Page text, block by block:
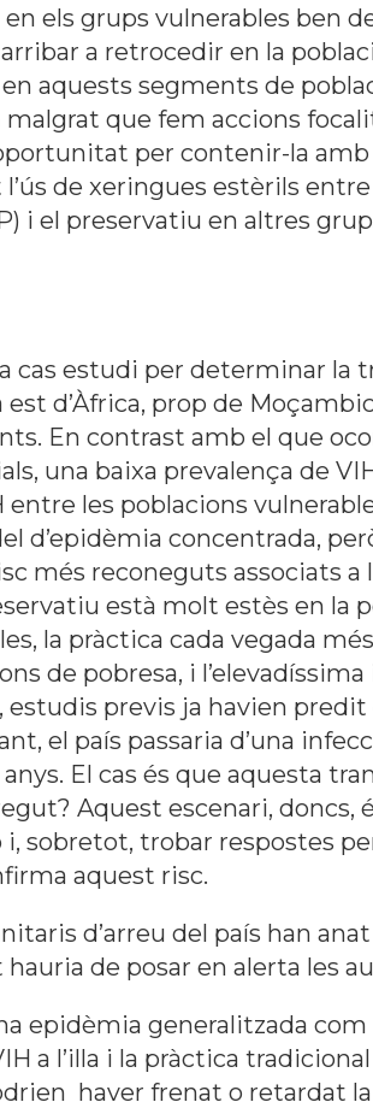
els grups vulnerables ben
a retrocedir en la
aquests segments de
que fem accions
per contenir-la
de xeringues estèrils
i el preservatiu en altres
cas estudi per determinar la
est d’Àfrica, prop de
En contrast amb el que
una baixa prevalença de
entre les poblacions
d’epidèmia concentrada,
més reconeguts associats a
està molt estès en la
la pràctica cada vegada
de pobresa, i
estudis previs ja havien
el país passaria d’una
El cas és que aquesta
Aquest escenari, doncs,
sobretot, trobar respostes
aquest risc.
d’arreu del país han
de posar en alerta les
epidèmia generalitzada com
a l’illa i la pràctica
haver frenat o retardat